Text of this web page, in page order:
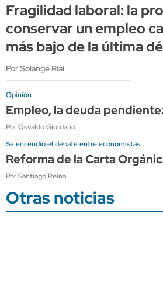
Fragilidad laboral: la
conservar un empleo
más bajo de la última
Por Solange Rial
Opinión
Empleo, la deuda
Por Osvaldo Giordano
Se encendió el debate entre economistas
Reforma de la Carta
Por Santiago Reina
Otras noticias